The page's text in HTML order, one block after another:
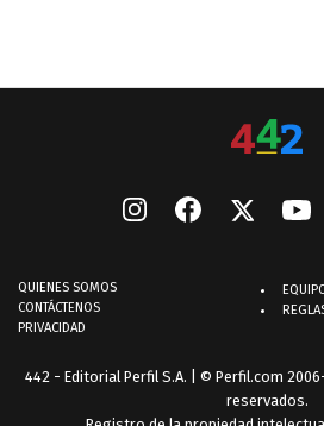
QUIENES SOMOS
CONTÁCTENOS
PRIVACIDAD
442 - Editorial Perfil S.A. | © Perfil.com
reservados.